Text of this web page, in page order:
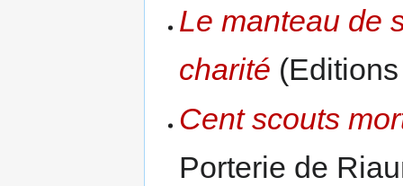
Le manteau de
charité
Cent scouts
Porterie de